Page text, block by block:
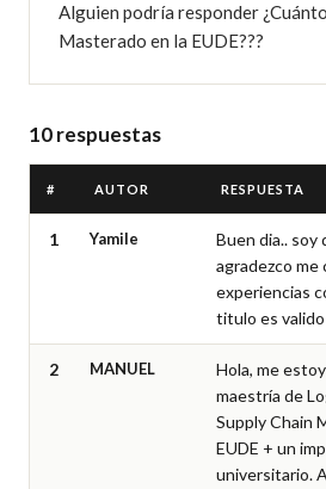
Alguien podría responder
Masterado en la EUDE???
10 respuestas
# AUTOR RESPUESTA
1 Yamile
Buen dia.. soy
agradezco me
experiencias
titulo es valido
2 MANUEL
Hola, me
maestría de
Supply Chain
EUDE + un
universitario.